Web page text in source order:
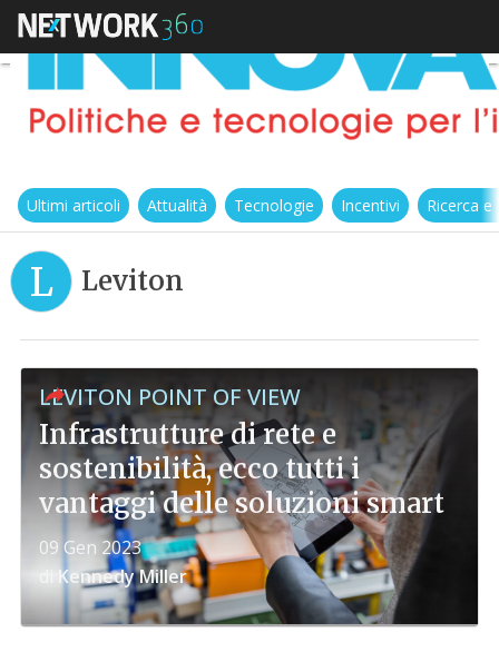
Ultimi articoli Attualità Tecnologie Incentivi Ricerca
L Leviton
LEVITON POINT OF VIEW
Infrastrutture di rete e
sostenibilità, ecco tutti i
vantaggi delle soluzioni smart
09 Gen 2023
Kennedy Miller